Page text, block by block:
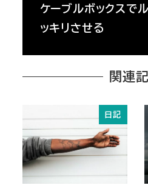
ケーブルボックスで
ッキリさせる
関連
日記